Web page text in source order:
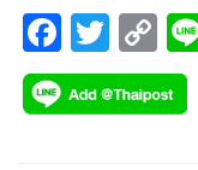
F
ac
e
T
wi
tt
C
o
p